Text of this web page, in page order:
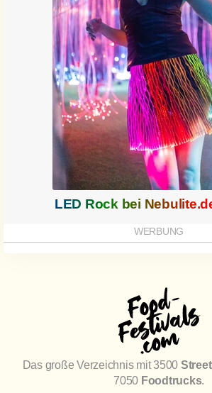
LED Rock bei
Das große Verzeichnis mit 3500
7050 Foodtrucks.